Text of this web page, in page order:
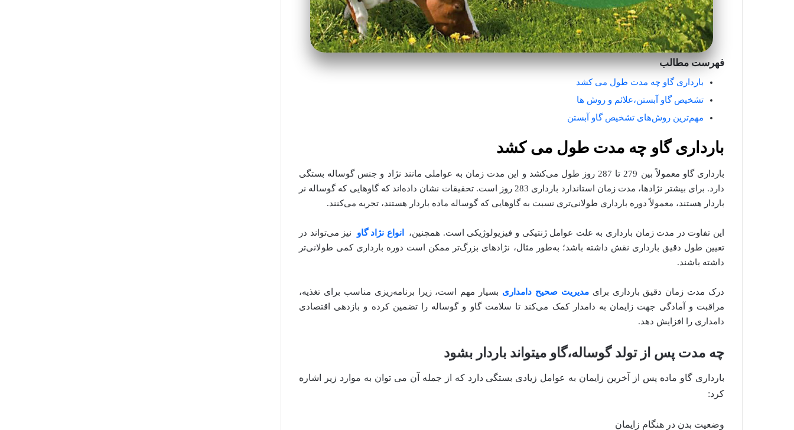
فهرست مطالب
بارداری گاو چه مدت طول می کشد
تشخیص گاو آبستن،علائم و روش ها
مهم‌ترین روش‌های تشخیص گاو آبستن
بارداری گاو چه مدت طول می کشد
بارداری گاو معمولاً بین 279 تا 287 روز طول می‌کشد و این مدت زمان به عواملی مانند نژاد و جنس گوساله بستگی
دارد. برای بیشتر نژادها، مدت زمان استاندارد بارداری 283 روز است. تحقیقات نشان داده‌اند که گاوهایی که گوساله نر
باردار هستند، معمولاً دوره بارداری طولانی‌تری نسبت به گاوهایی که گوساله ماده باردار هستند، تجربه می‌کنند.
این تفاوت در مدت زمان بارداری به علت عوامل ژنتیکی و فیزیولوژیکی است. همچنین، انواع نژاد گاو
نیز می‌تواند در
تعیین طول دقیق بارداری نقش داشته باشد؛ به‌طور مثال، نژادهای بزرگ‌تر ممکن است دوره بارداری کمی طولانی‌تر
داشته باشند.
درک مدت زمان دقیق بارداری برایمدیریت صحیح دامداری بسیار مهم است، زیرا برنامه‌ریزی مناسب برای تغذیه،
مراقبت و آمادگی جهت زایمان به دامدار کمک می‌کند تا سلامت گاو و گوساله را تضمین کرده و بازدهی اقتصادی
دامداری را افزایش دهد.
چه مدت پس از تولد گوساله،گاو میتواند باردار بشود
بارداری گاو ماده پس از آخرین زایمان به عوامل زیادی بستگی دارد که از جمله آن می توان به موارد زیر اشاره
کرد:
وضعیت بدن در هنگام زایمان